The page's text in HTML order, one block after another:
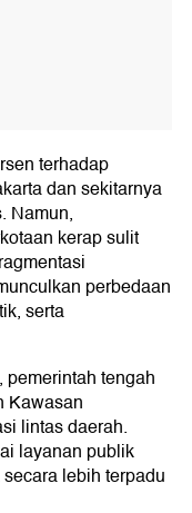
terhadap
dan sekitarnya
Namun,
kerap sulit
perbedaan
serta
tengah
Kawasan
lintas daerah.
layanan publik
lebih terpadu